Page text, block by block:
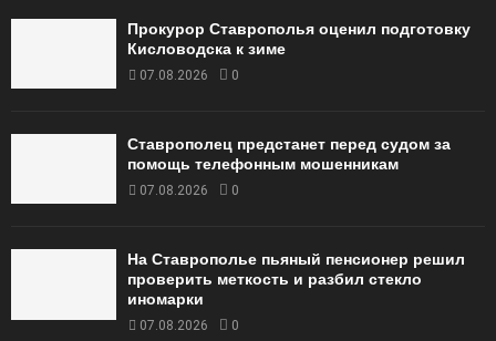
Прокурор Ставрополья оценил подготовку
Кисловодска к зиме
07.08.2026 0
Ставрополец предстанет перед судом за
помощь телефонным мошенникам
07.08.2026 0
На Ставрополье пьяный пенсионер решил
проверить меткость и разбил стекло
иномарки
07.08.2026 0